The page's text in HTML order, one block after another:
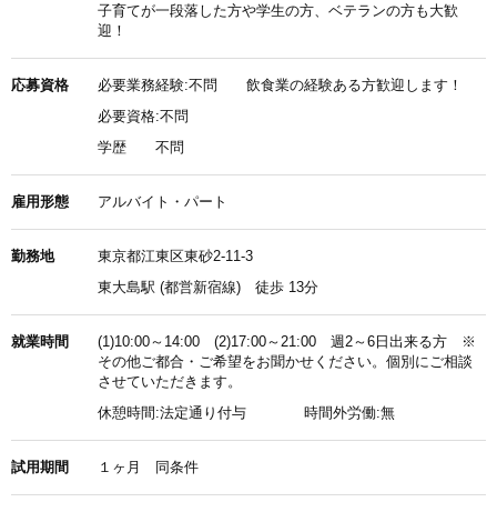
子育てが一段落した方や学生の方、ベテランの方も大歓
迎！
応募資格
必要業務経験:不問 飲食業の経験ある方歓迎します！
必要資格:不問
学歴
不問
雇用形態 アルバイト・パート
勤務地
東京都江東区東砂2-11-3
東大島駅 (都営新宿線) 徒歩 13分
就業時間
(1)10:00～14:00 (2)17:00～21:00 週2～6日出来る方 ※
その他ご都合・ご希望をお聞かせください。個別にご相談
させていただきます。
休憩時間:法定通り付与 時間外労働:無
試用期間 １ヶ月 同条件